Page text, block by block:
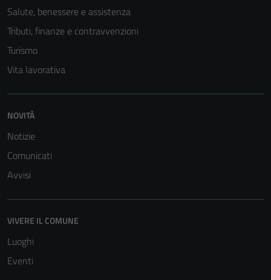
Salute, benessere e assistenza
Tributi, finanze e contravvenzioni
Turismo
Vita lavorativa
NOVITÀ
Notizie
Comunicati
Avvisi
VIVERE IL COMUNE
Luoghi
Eventi